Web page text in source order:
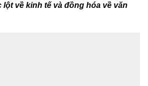
lột về kinh tế và đồng hóa về văn